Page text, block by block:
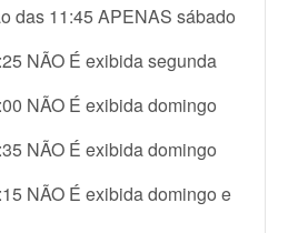
das 11:45 APENAS sábado
NÃO É exibida segunda
NÃO É exibida domingo
NÃO É exibida domingo
NÃO É exibida domingo e